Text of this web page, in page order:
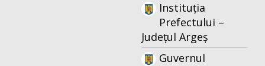
Instituția
Prefectului –
Județul Argeș
Guvernul